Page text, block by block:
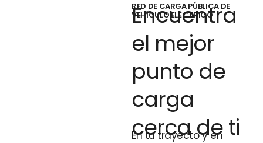
RED DE CARGA PÚBLICA DE
VEHÍCULO ELÉCTRICO
Encuentra
el mejor
punto de
carga
cerca de ti
En tu trayecto y en